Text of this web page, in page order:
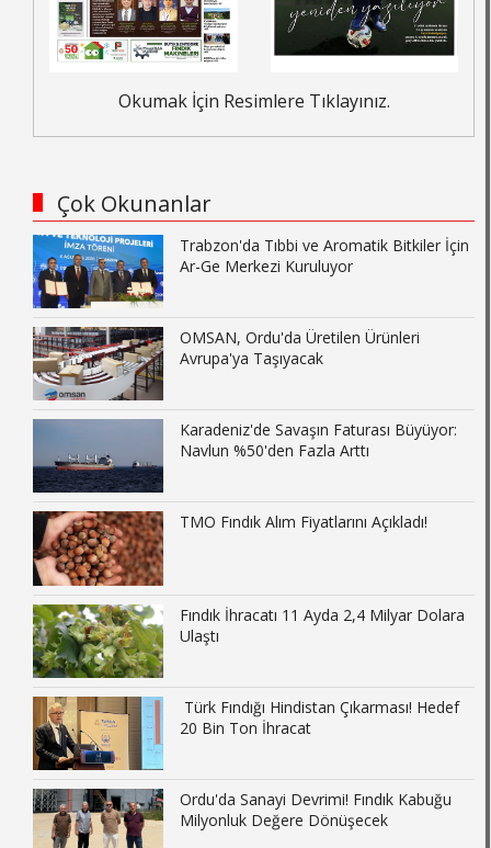
Okumak İçin Resimlere Tıklayınız.
Çok Okunanlar
Trabzon'da Tıbbi ve Aromatik Bitkiler İçin
Ar-Ge Merkezi Kuruluyor
OMSAN, Ordu'da Üretilen Ürünleri
Avrupa'ya Taşıyacak
Karadeniz'de Savaşın Faturası Büyüyor:
Navlun %50'den Fazla Arttı
TMO Fındık Alım Fiyatlarını Açıkladı!
Fındık İhracatı 11 Ayda 2,4 Milyar Dolara
Ulaştı
Türk Fındığı Hindistan Çıkarması! Hedef
20 Bin Ton İhracat
Ordu'da Sanayi Devrimi! Fındık Kabuğu
Milyonluk Değere Dönüşecek